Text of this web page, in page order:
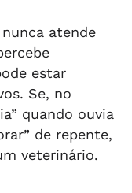
atende
estar
Se, no
quando ouvia
de repente,
veterinário.